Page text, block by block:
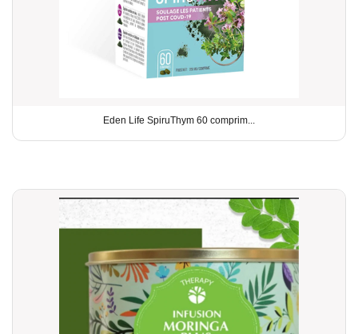
Eden Life SpiruThym 60 comprim...